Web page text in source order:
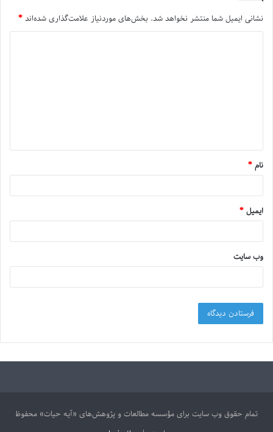
نشانی ایمیل شما منتشر نخواهد شد. بخش‌های موردنیاز علامت‌گذاری شده‌اند*
نام*
ایمیل*
وب‌ سایت
تمام حقوق وب سایت برای مؤسسه مطالعات و پژوهش‌های «آیه حیات» محفوظ